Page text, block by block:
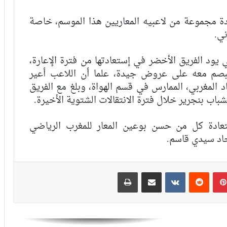
مجموعة من لاعبيه المعاريين هذا الموسم، خاصة
يود الفريق الأخضر في إستعادتها من فترة الإعارة،
معه على عروض جيدة، علما أن اللاعب أعير
الممارس في قسم الهواة، وبلغ مع الفريق
بنجرير خلال فترة الانتقالات الشتوية الأخيرة.
كل من حسن بوعين المعار للمغرب الرياضي
سيدي قاسم.
بينتيريست مشاركة عبر البريد طباعة
تبرز القيم الإنسانية للنادي
الرجاء يؤجل جمعه العام ويعقد لقاء
تواصليا
كارتيرون يعزز طاقمه التقني بأسماء أجنبية
مؤجلات البطولة بعد التوقف الدولي